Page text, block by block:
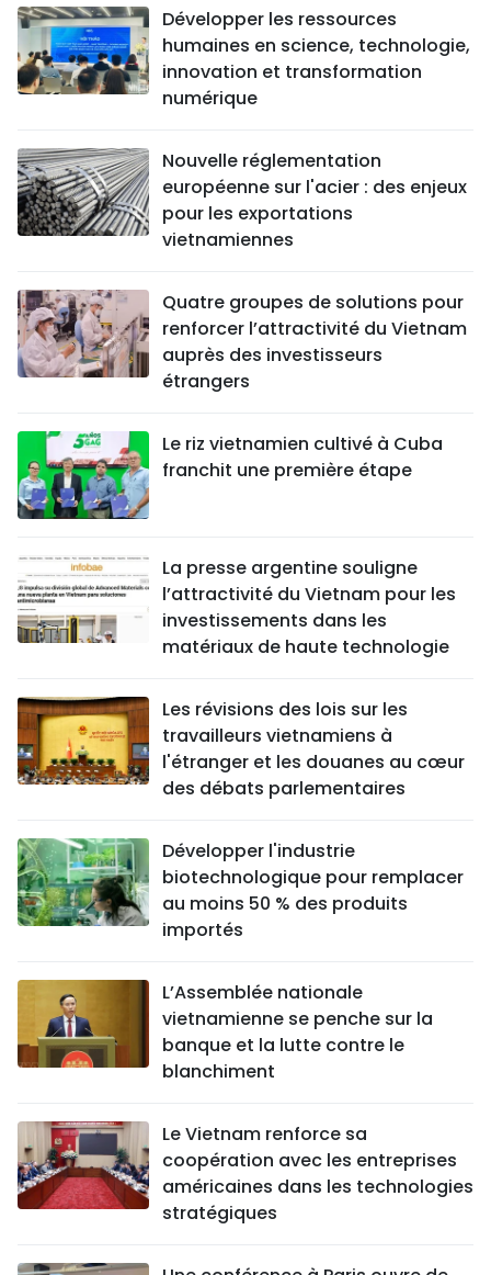
Développer les ressources
humaines en science, technologie,
innovation et transformation
numérique
Nouvelle réglementation
européenne sur l'acier : des enjeux
pour les exportations
vietnamiennes
Quatre groupes de solutions pour
renforcer l’attractivité du Vietnam
auprès des investisseurs
étrangers
Le riz vietnamien cultivé à Cuba
franchit une première étape
La presse argentine souligne
l’attractivité du Vietnam pour les
investissements dans les
matériaux de haute technologie
Les révisions des lois sur les
travailleurs vietnamiens à
l'étranger et les douanes au cœur
des débats parlementaires
Développer l'industrie
biotechnologique pour remplacer
au moins 50 % des produits
importés
L’Assemblée nationale
vietnamienne se penche sur la
banque et la lutte contre le
blanchiment
Le Vietnam renforce sa
coopération avec les entreprises
américaines dans les technologies
stratégiques